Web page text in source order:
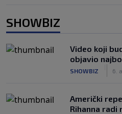
SHOWBIZ
Video koji
objavio
SHOWBIZ 6.
Američki
Rihanna radi